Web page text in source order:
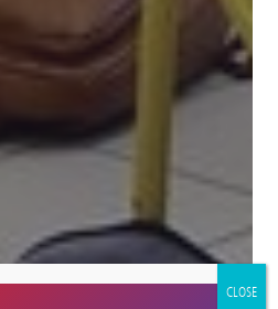
CLOSE